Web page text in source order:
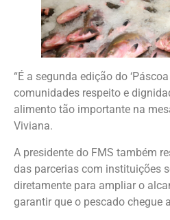
“É a segunda edição do
comunidades respeito e
alimento tão importante na
Viviana.
A presidente do FMS também
das parcerias com instituições
diretamente para ampliar o
garantir que o pescado chegue